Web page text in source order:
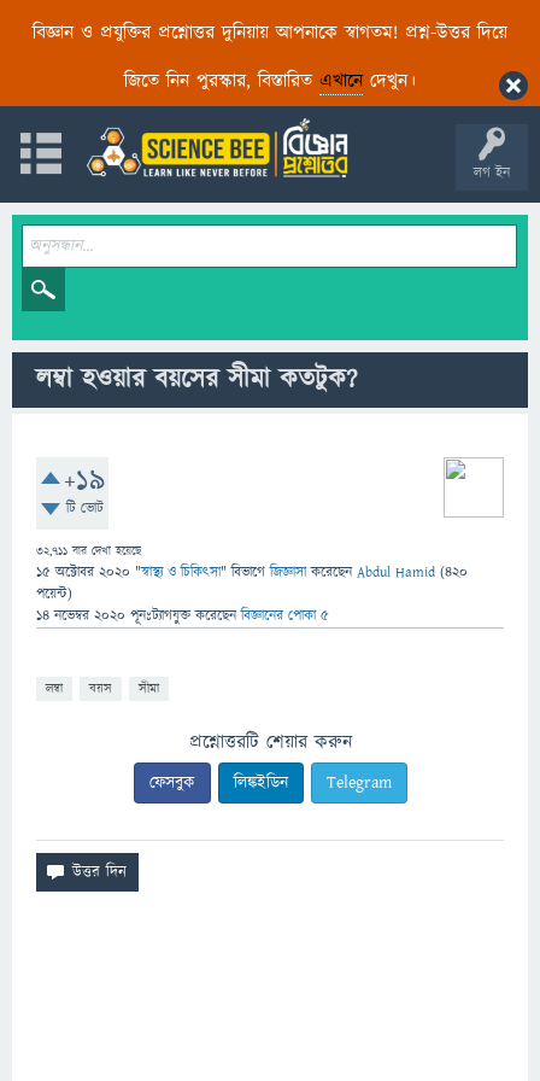
বিজ্ঞান ও প্রযুক্তির প্রশ্নোত্তর দুনিয়ায় আপনাকে স্বাগতম! প্রশ্ন-উত্তর দিয়ে
জিতে নিন পুরস্কার, বিস্তারিত এখানেদেখুন।
লগ ইন
লম্বা হওয়ার বয়সের সীমা কতটুক?
+19
টি ভোট
32,711 বার দেখা হয়েছে
15 অক্টোবর 2020 "স্বাস্থ্য ও চিকিৎসা" বিভাগে জিজ্ঞাসাকরেছেনAbdul Hamid (420
পয়েন্ট)
14 নভেম্বর 2020 পূনঃট্যাগযুক্ত করেছেনবিজ্ঞানের পোকা ৫
লম্বা বয়স সীমা
প্রশ্নোত্তরটি শেয়ার করুন
ফেসবুক লিঙ্কইডিন Telegram